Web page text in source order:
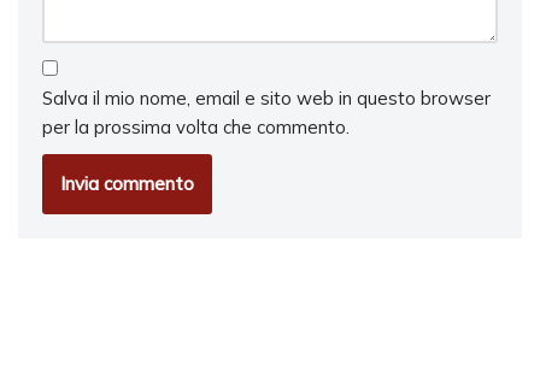
Salva il mio nome, email e sito web in questo browser
per la prossima volta che commento.